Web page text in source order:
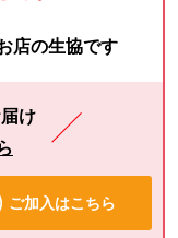
店の生協です
け
ご加入はこちら